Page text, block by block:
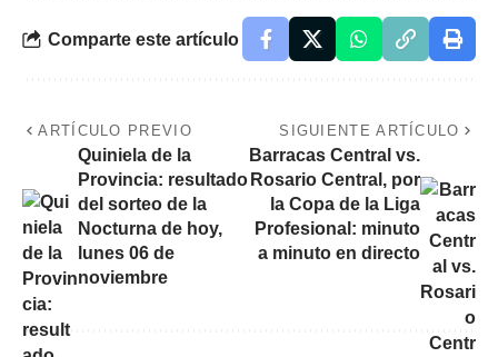
Comparte este artículo
ARTÍCULO PREVIO
Quiniela de la
Provincia: resultado
del sorteo de la
Nocturna de hoy,
lunes 06 de
noviembre
SIGUIENTE ARTÍCULO
Barracas Central vs.
Rosario Central, por
la Copa de la Liga
Profesional: minuto
a minuto en directo